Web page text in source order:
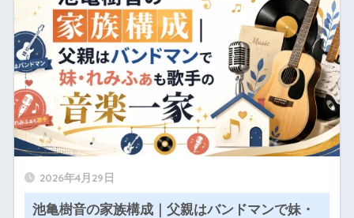
2026年4月29日
池亀樹音の家族構成｜父親はバンドマンで妹・